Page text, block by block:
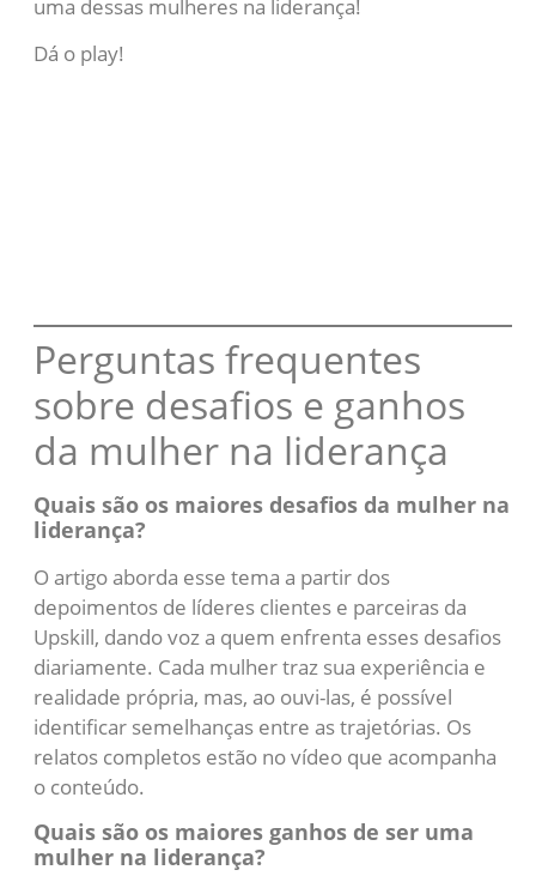
uma dessas mulheres na liderança!
Dá o play!
Perguntas frequentes
sobre desafios e ganhos
da mulher na liderança
Quais são os maiores desafios da mulher na
liderança?
O artigo aborda esse tema a partir dos
depoimentos de líderes clientes e parceiras da
Upskill, dando voz a quem enfrenta esses desafios
diariamente. Cada mulher traz sua experiência e
realidade própria, mas, ao ouvi-las, é possível
identificar semelhanças entre as trajetórias. Os
relatos completos estão no vídeo que acompanha
o conteúdo.
Quais são os maiores ganhos de ser uma
mulher na liderança?